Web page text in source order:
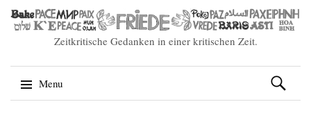
Zeitkritische Gedanken in einer kritischen Zeit.
Menu
Suchen
nach: